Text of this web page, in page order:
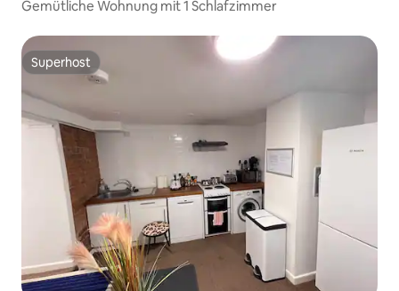
Gemütliche Wohnung mit 1 Schlafzimmer
Superhost
Superhost